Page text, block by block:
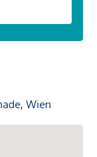
Wien